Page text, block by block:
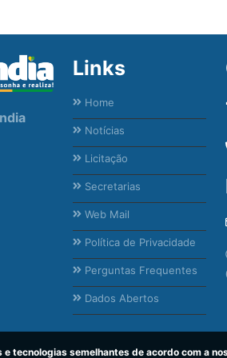
Links
Home
Notícias
Licitação
Secretarias
Web Mail
Política de Privacidade
Perguntas Frequentes
Dados Abertos
tecnologias semelhantes de acordo com a